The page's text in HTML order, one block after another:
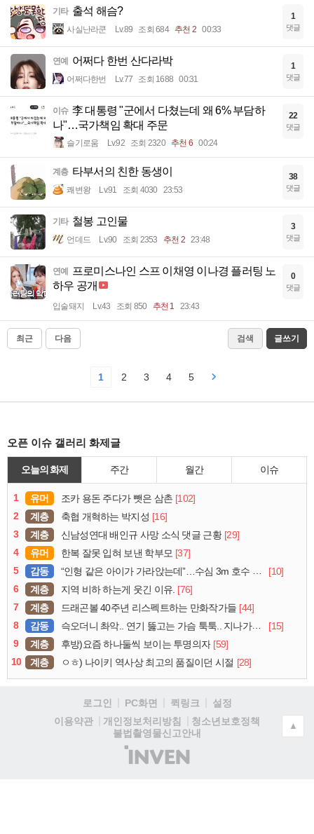
기타 출석 해슴?
사실난라쿤 Lv.89 조회 684 추천 2 00:33
1
댓글
연예 어쩌다 한번 산다라박
어쩌다한번 Lv.77 조회 1688 00:31
1
댓글
이슈 李 대통령 "군에서 다쳤는데 왜 6% 부담하
나"…국가책임 확대 주문
슬기로움 Lv.92 조회 2320 추천 6 00:24
22
댓글
계층 타부서의 친한 동생이
쾌변왕 Lv.91 조회 4030 23:53
38
댓글
기타 철봉 고인물
언데드 Lv.90 조회 2353 추천 2 23:48
3
댓글
연예
프로미스나인 스프 이채영 이나경 플러팅 노
하우 공개
입술돼지 Lv.43 조회 850 추천 1 23:43
0
댓글
최근 다음 검색 글쓰기
1 2 3 4 5
오픈 이슈 갤러리 화제글
오늘의 화제 주간 월간 이슈
1 유머 조카 용돈 주다가 뺏은 삼촌 [102]
2
계층 축협 개혁하는 박지성 [16]
3
계층 신남성연대 배인규 사망 소식 댓글 근황 [29]
4
유머 한복 잘못 입혀 보낸 학부모 [37]
5
감동 “인형 같은 아이가 가라앉는데”…수심 3m 호수 뛰어든 60대 의인
[10]
6
계층 지역 비하 하는게 웃긴 이유. [76]
7
계층 드래곤볼 40주년 리스펙트하는 만화작가들 [44]
8
감동 슥오더니 촤악.. 연기 뚫고는 가슴 툭툭.. 지나가던 아재의 정체
[15]
9
계층 후방)요즘 하나둘씩 보이는 투명의자 [59]
10
계층 ㅇㅎ) 나이키 역사상 최고의 품질이던 시절 [28]
로그인 PC화면 퀵링크
설정
이용약관
개인정보처리방침
청소년보호정책
불법촬영물신고안내
(주)
인
▲